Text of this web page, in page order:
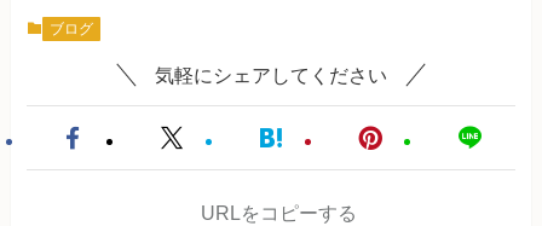
ブログ
気軽にシェアしてください
URLをコピーする